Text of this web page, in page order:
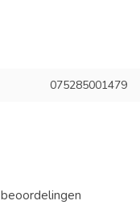
075285001479
beoordelingen